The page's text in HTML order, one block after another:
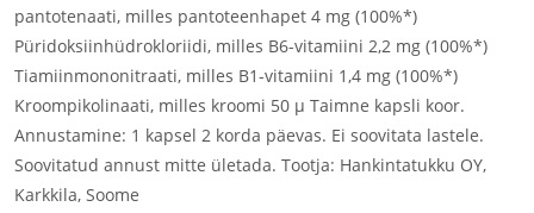
pantotenaati, milles pantoteenhapet 4 mg (100%*)
Püridoksiinhüdrokloriidi, milles B6-vitamiini 2,2 mg (100%*)
Tiamiinmononitraati, milles B1-vitamiini 1,4 mg (100%*)
Kroompikolinaati, milles kroomi 50 µ Taimne kapsli koor.
Annustamine: 1 kapsel 2 korda päevas. Ei soovitata lastele.
Soovitatud annust mitte ületada. Tootja: Hankintatukku OY,
Karkkila, Soome